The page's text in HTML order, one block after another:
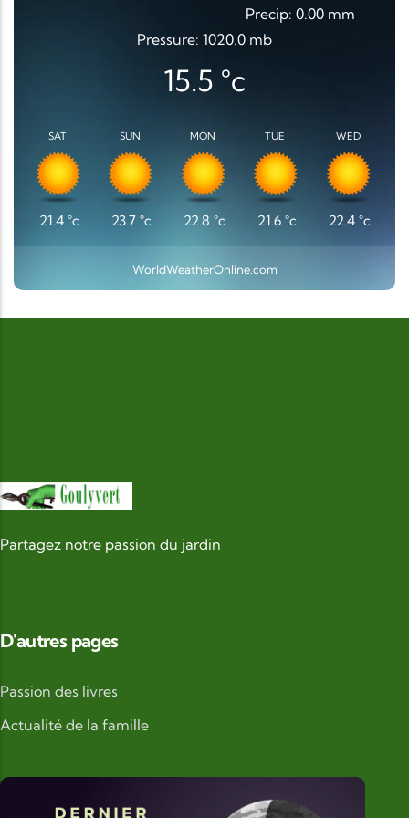
Precip: 0.00 mm
Pressure: 1020.0 mb
15.5 °c
SAT
21.4°c
SUN
23.7 °c
MON
22.8 °c
TUE
21.6°c
WED
22.4 °c
WorldWeatherOnline.com
Partagez notre passion du jardin
D'autres pages
Passion des livres
Actualité de la famille